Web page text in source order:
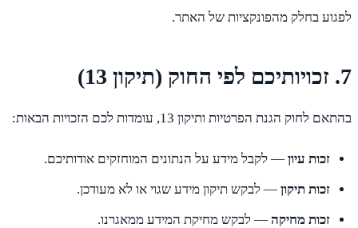
לפגוע בחלק מהפונקציות של האתר.
7. זכויותיכם לפי החוק (תיקון 13)
בהתאם לחוק הגנת הפרטיות ותיקון 13, עומדות לכם הזכויות הבאות:
זכות עיון — לקבל מידע על הנתונים המוחזקים אודותיכם.
זכות תיקון — לבקש תיקון מידע שגוי או לא מעודכן.
זכות מחיקה — לבקש מחיקת המידע ממאגרנו.